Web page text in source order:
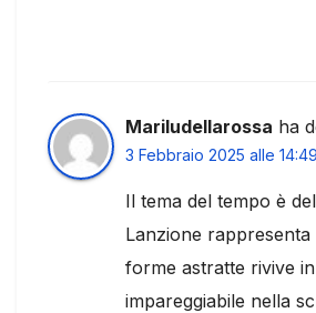
Mariludellarossa ha
3 Febbraio 2025 alle 14:49
Il tema del tempo è
Lanzione rappresenta
forme astratte rivive
impareggiabile nella